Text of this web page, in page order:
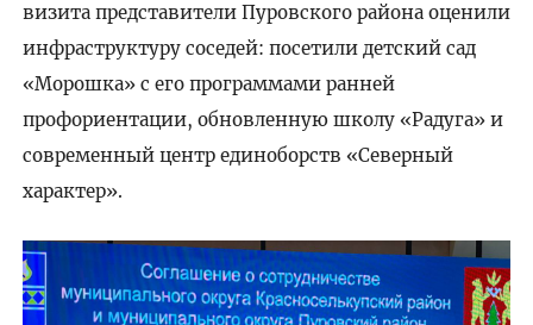
визита представители Пуровского района оценили
инфраструктуру соседей: посетили детский сад
«Морошка» с его программами ранней
профориентации, обновленную школу «Радуга» и
современный центр единоборств «Северный
характер».